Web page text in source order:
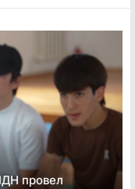
провел